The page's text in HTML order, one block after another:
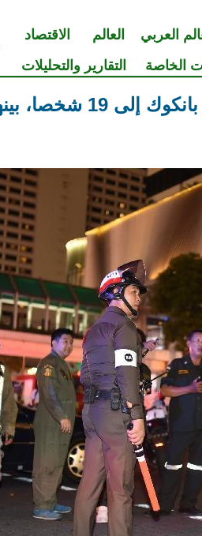
العربي العالم الاقتصاد
الخاصة التقارير والتحليلات
3 من الصينيين